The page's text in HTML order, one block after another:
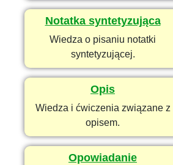
Notatka syntetyzująca
Wiedza o pisaniu notatki
syntetyzującej.
Opis
Wiedza i ćwiczenia związane z
opisem.
Opowiadanie